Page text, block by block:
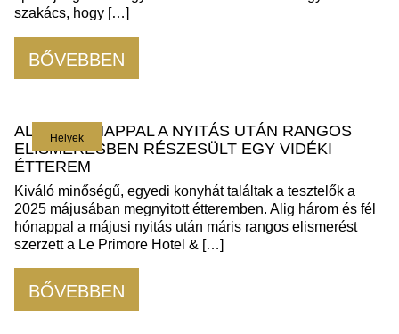
szakács, hogy […]
BŐVEBBEN
Helyek
ALIG 3 HÓNAPPAL A NYITÁS UTÁN RANGOS
ELISMERÉSBEN RÉSZESÜLT EGY VIDÉKI
ÉTTEREM
Kiváló minőségű, egyedi konyhát találtak a tesztelők a
2025 májusában megnyitott étteremben. Alig három és fél
hónappal a májusi nyitás után máris rangos elismerést
szerzett a Le Primore Hotel & […]
BŐVEBBEN